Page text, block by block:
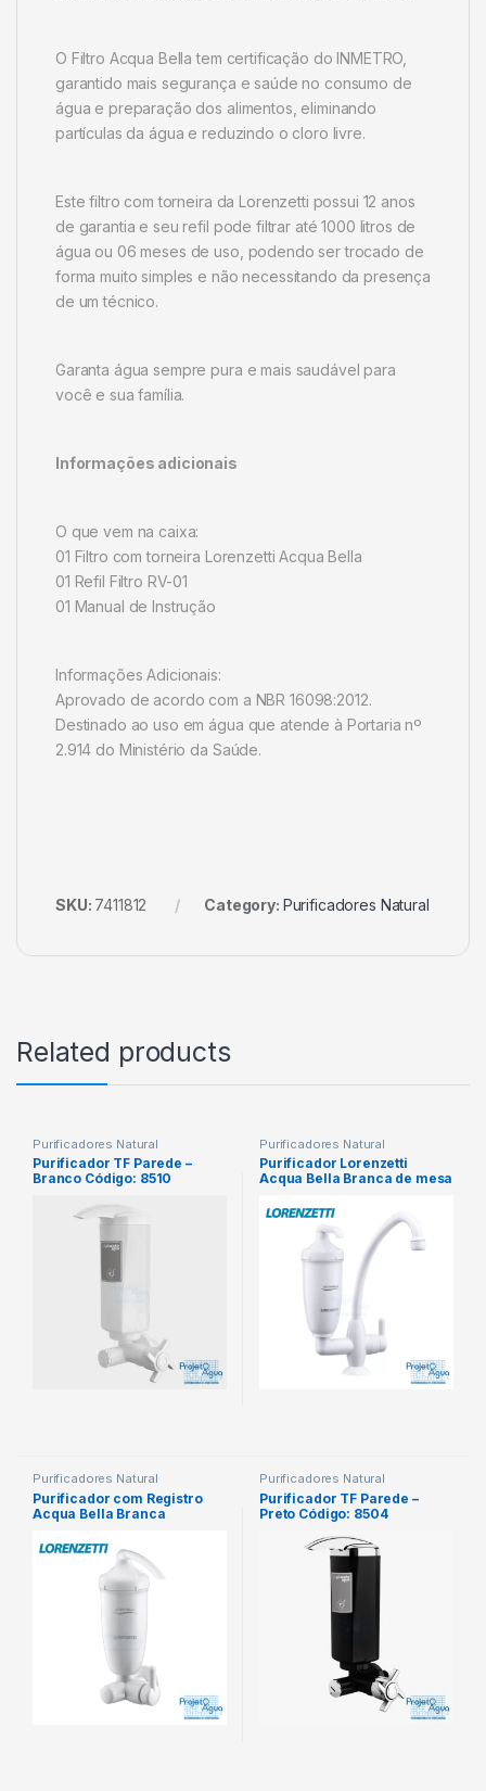
O Filtro Acqua Bella tem certificação do INMETRO,
garantido mais segurança e saúde no consumo de
água e preparação dos alimentos, eliminando
partículas da água e reduzindo o cloro livre.
Este filtro com torneira da Lorenzetti possui 12 anos
de garantia e seu refil pode filtrar até 1000 litros de
água ou 06 meses de uso, podendo ser trocado de
forma muito simples e não necessitando da presença
de um técnico.
Garanta água sempre pura e mais saudável para
você e sua família.
Informações adicionais
O que vem na caixa:
01 Filtro com torneira Lorenzetti Acqua Bella
01 Refil Filtro RV-01
01 Manual de Instrução
Informações Adicionais:
Aprovado de acordo com a NBR 16098:2012.
Destinado ao uso em água que atende à Portaria nº
2.914 do Ministério da Saúde.
SKU: 7411812 Category: Purificadores Natural
Related products
Purificadores Natural
Purificador TF Parede –
Branco Código: 8510
Purificadores Natural
Purificador Lorenzetti
Acqua Bella Branca de mesa
CODIGO: 7411817
Purificadores Natural
Purificador com Registro
Acqua Bella Branca
Purificadores Natural
Purificador TF Parede –
Preto Código: 8504